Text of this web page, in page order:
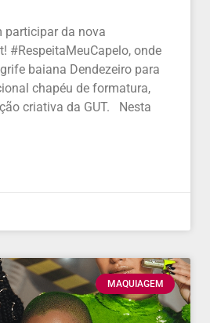
participar da nova
#RespeitaMeuCapelo, onde
baiana Dendezeiro para
chapéu de formatura,
criativa da GUT. Nesta
MAQUIAGEM